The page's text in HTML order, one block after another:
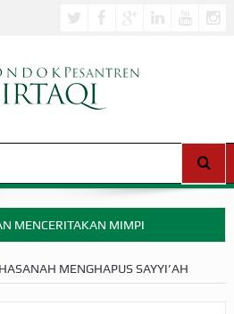
MENCERITAKAN MIMPI
MENGHAPUS SAYYI’AH